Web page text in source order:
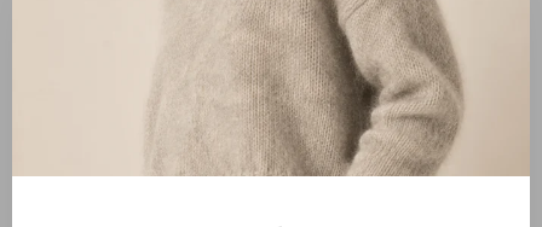
Sort by:
Showing 1 - 1 of 1